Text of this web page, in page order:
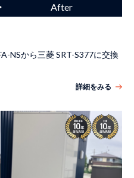
NSから三菱 SRT-S377に交換
詳細をみる